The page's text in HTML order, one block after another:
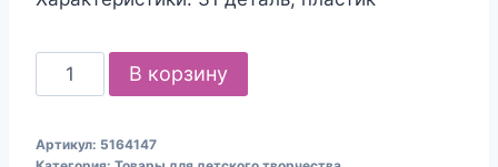
Количество
товара
"Город
В корзину
Артикул: 5164147